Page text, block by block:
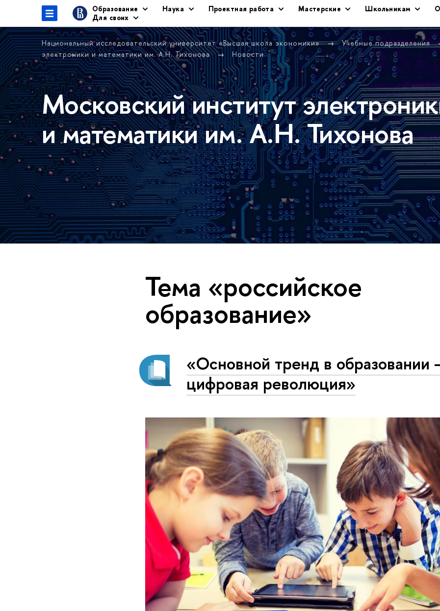
Образование Наука Проектная работа Мастерские Школьникам
Для своих
Национальный исследовательский университет «Высшая школа экономики» Учебные подразделения
электроники и математики им. А.Н. Тихонова
Новости
Московский институт
и математики им. А.Н. Тихонова
Тема «российское
образование»
«Основной тренд в образовании
цифровая революция»